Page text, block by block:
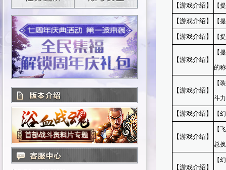
【游戏介绍】 【
【游戏介绍】 【
【游戏介绍】 【
【游戏介绍】
【
的
【游戏介绍】
【
斗
【游戏介绍】 【
【游戏介绍】
【
总
【游戏介绍】
【